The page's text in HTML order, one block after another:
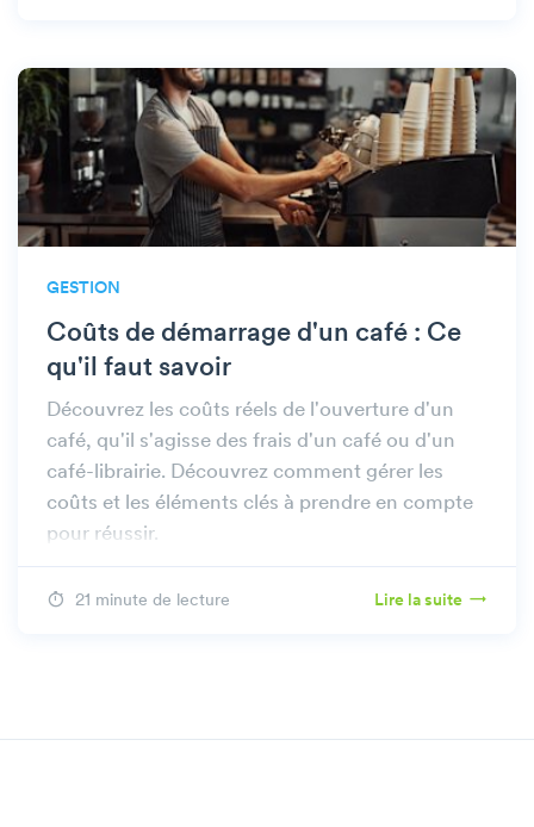
GESTION
Coûts de démarrage d'un café : Ce
qu'il faut savoir
Découvrez les coûts réels de l'ouverture d'un
café, qu'il s'agisse des frais d'un café ou d'un
café-librairie. Découvrez comment gérer les
coûts et les éléments clés à prendre en compte
pour réussir.
21 minute de lecture Lire la suite